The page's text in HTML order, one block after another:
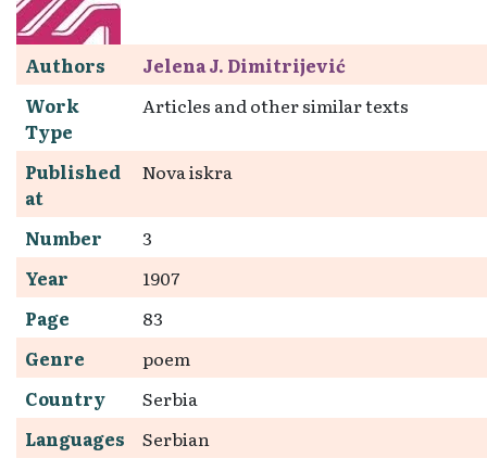
Authors
Jelena J. Dimitrijević
Work
Type
Articles and other similar texts
Published
at
Nova iskra
Number
3
Year
1907
Page
83
Genre
poem
Country
Serbia
Languages
Serbian